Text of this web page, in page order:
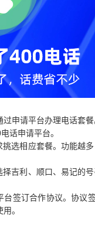
申请平台办理电话套餐
话申请平台。
选相应套餐。功能越
吉利、顺口、易记的
签订合作协议。协议
。